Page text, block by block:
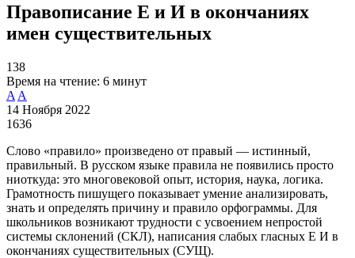
Правописание Е и И в окончаниях
имен существительных
138
Время на чтение: 6 минут
A A
14 Ноября 2022
1636
Слово «правило» произведено от правый — истинный,
правильный. В русском языке правила не появились просто
ниоткуда: это многовековой опыт, история, наука, логика.
Грамотность пишущего показывает умение анализировать,
знать и определять причину и правило орфограммы. Для
школьников возникают трудности с усвоением непростой
системы склонений (СКЛ), написания слабых гласных Е И в
окончаниях существительных (СУЩ).